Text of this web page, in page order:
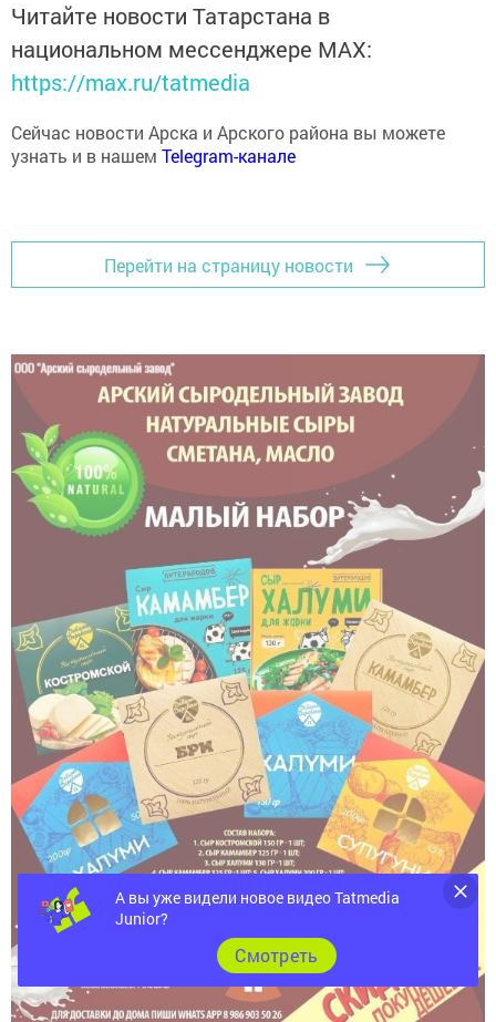
Читайте новости Татарстана в
национальном мессенджере MАХ:
https://max.ru/tatmedia
Сейчас новости Арска и Арского района вы можете
узнать и в нашем Telegram-канале
Перейти на страницу новости
А вы уже видели новое видео Tatmedia
Junior?
Cмотреть